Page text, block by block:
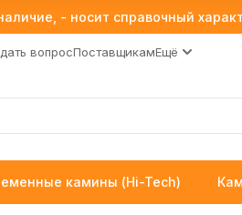
- носит справочный
вопросПоставщикамЕщё
камины (Hi-Tech)